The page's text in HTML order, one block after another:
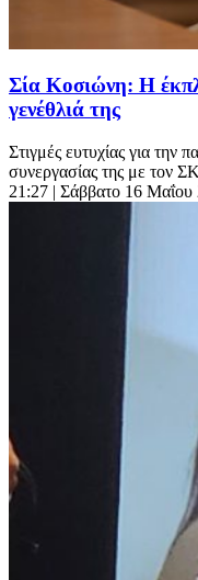
Σία Κοσιώνη: Η
γενέθλιά της
Στιγμές ευτυχίας για την
συνεργασίας της με τον
21:27 | Σάββατο 16 Μαΐου